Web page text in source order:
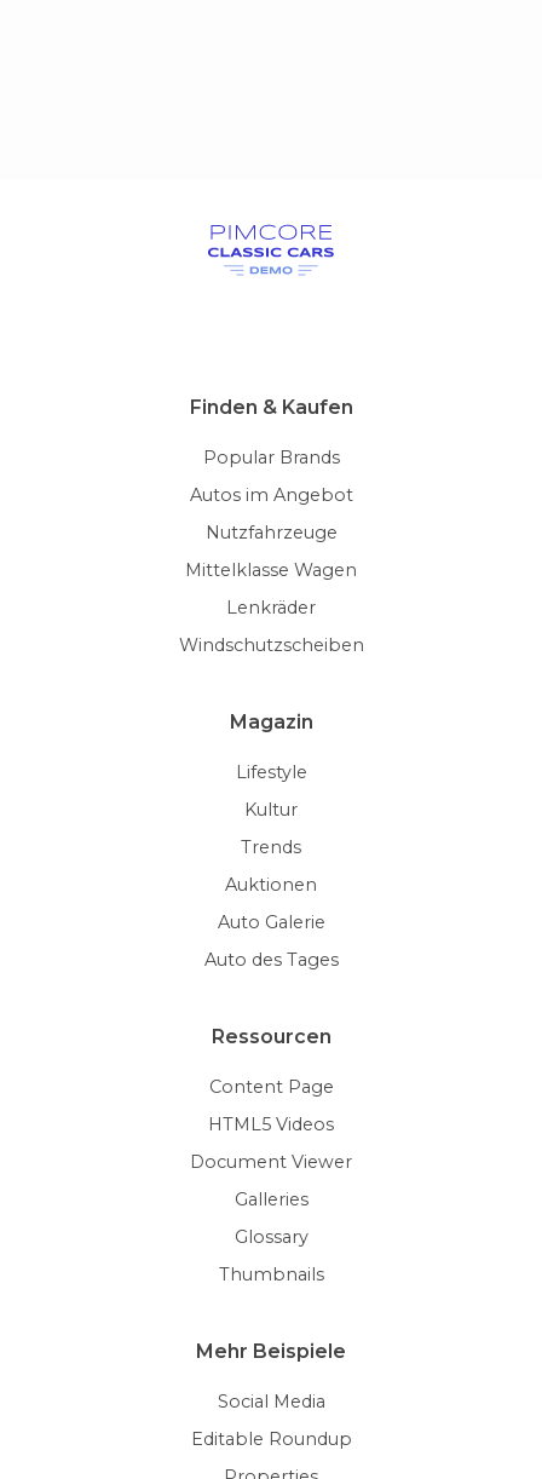
Finden & Kaufen
Popular Brands
Autos im Angebot
Nutzfahrzeuge
Mittelklasse Wagen
Lenkräder
Windschutzscheiben
Magazin
Lifestyle
Kultur
Trends
Auktionen
Auto Galerie
Auto des Tages
Ressourcen
Content Page
HTML5 Videos
Document Viewer
Galleries
Glossary
Thumbnails
Mehr Beispiele
Social Media
Editable Roundup